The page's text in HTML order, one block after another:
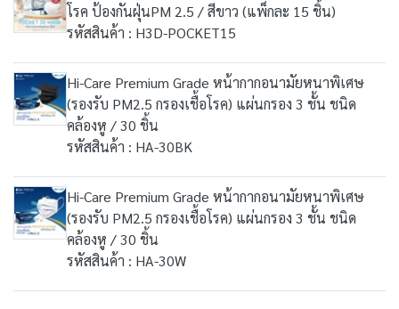
โรค ป้องกันฝุ่นPM 2.5 / สีขาว (แพ็กละ 15 ชิ้น)
รหัสสินค้า : H3D-POCKET15
Hi-Care Premium Grade หน้ากากอนามัยหนาพิเศษ
(รองรับ PM2.5 กรองเชื้อโรค) แผ่นกรอง 3 ชั้น ชนิด
คล้องหู / 30 ชิ้น
รหัสสินค้า : HA-30BK
Hi-Care Premium Grade หน้ากากอนามัยหนาพิเศษ
(รองรับ PM2.5 กรองเชื้อโรค) แผ่นกรอง 3 ชั้น ชนิด
คล้องหู / 30 ชิ้น
รหัสสินค้า : HA-30W